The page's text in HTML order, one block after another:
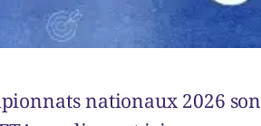
nationaux 2026